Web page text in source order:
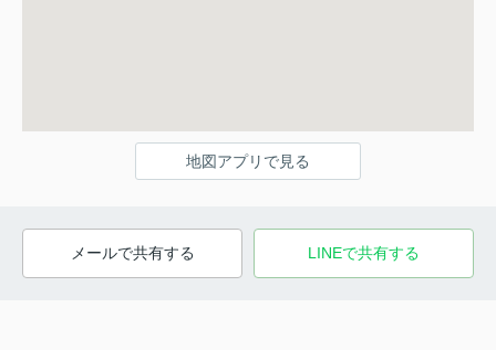
地図アプリで見る
メールで共有する LINEで共有する